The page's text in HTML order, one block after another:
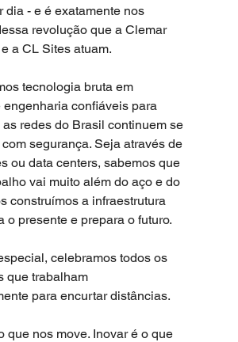
dia - e é exatamente nos
revolução que a Clemar
a CL Sites atuam.
tecnologia bruta em
confiáveis para
redes do Brasil continuem se
segurança. Seja através de
ou data centers, sabemos que
vai muito além do aço e do
construímos a infraestrutura
o presente e prepara o futuro.
celebramos todos os
que trabalham
para encurtar distâncias.
que nos move. Inovar é o que